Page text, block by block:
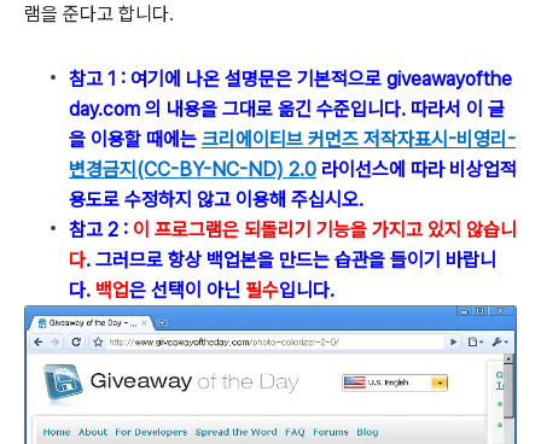
램을 준다고 합니다.
참고 1 : 여기에 나온 설명문은 기본적으로 giveawayofthe
day.com 의 내용을 그대로 옮긴 수준입니다. 따라서 이 글
을 이용할 때에는 크리에이티브 커먼즈 저작자표시-비영리-
변경금지(CC-BY-NC-ND) 2.0 라이선스에 따라 비상업적
용도로 수정하지 않고 이용해 주십시오.
참고 2 : 이 프로그램은 되돌리기 기능을 가지고 있지 않습니
다. 그러므로 항상 백업본을 만드는 습관을 들이기 바랍니
다. 백업은 선택이 아닌 필수입니다.